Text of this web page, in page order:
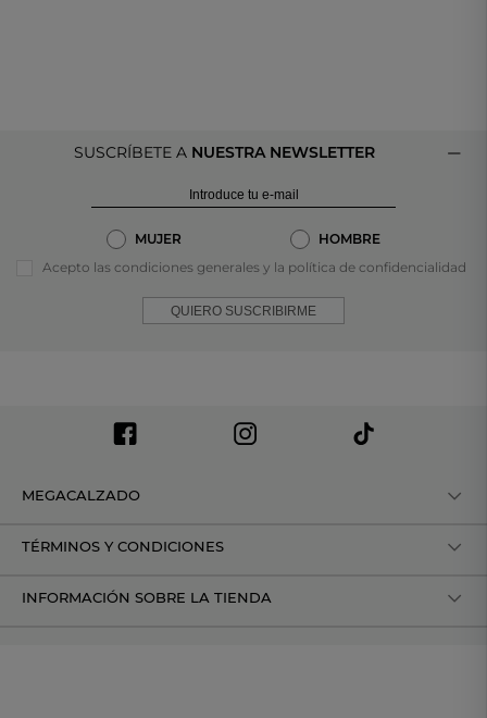
SUSCRÍBETE A NUESTRA NEWSLETTER
MUJER
HOMBRE
Acepto las condiciones generales y la política de confidencialidad
QUIERO SUSCRIBIRME
MEGACALZADO
TÉRMINOS Y CONDICIONES
INFORMACIÓN SOBRE LA TIENDA